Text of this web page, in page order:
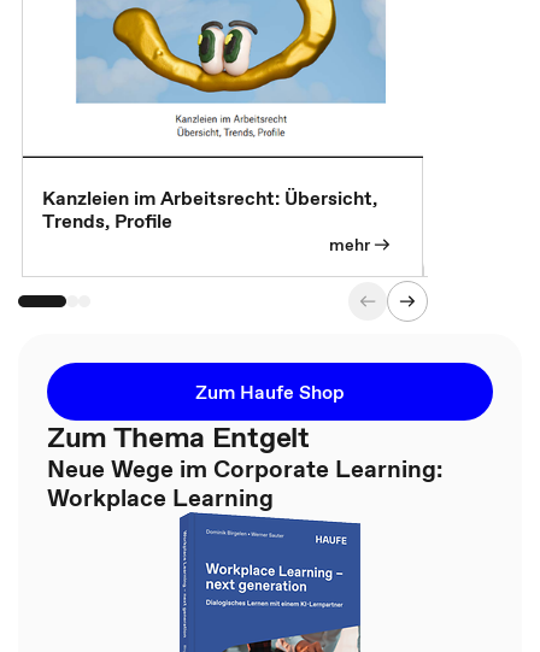
Kanzleien im Arbeitsrecht: Übersicht,
Trends, Profile
mehr
Zum Haufe Shop
Zum Thema Entgelt
Neue Wege im Corporate Learning:
Workplace Learning